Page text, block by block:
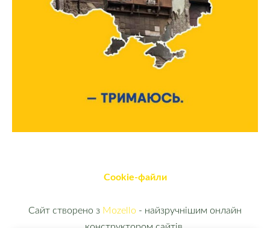
Cookie-файли
Сайт створено з Mozello - найзручнішим онлайн